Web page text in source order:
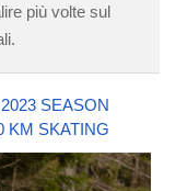
più volte sul
SEASON
KM SKATING